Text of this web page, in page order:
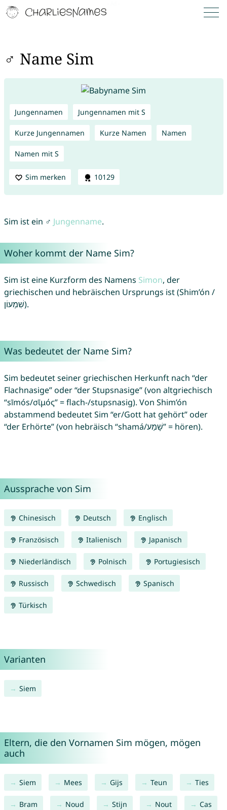
♂ Name Sim
Jungennamen Jungennamen mit S
Kurze Jungennamen Kurze Namen Namen
Namen mit S
Sim merken 10129
Sim ist ein ♂ Jungenname.
Woher kommt der Name Sim?
Sim ist eine Kurzform des Namens Simon, der
griechischen und hebräischen Ursprungs ist (Shim’ón /
שִׁמְעוֹן).
Was bedeutet der Name Sim?
Sim bedeutet seiner griechischen Herkunft nach “der
Flachnasige” oder “der Stupsnasige” (von altgriechisch
“sīmós/σῑμός” = flach-/stupsnasig). Von Shim’ón
abstammend bedeutet Sim “er/Gott hat gehört” oder
“der Erhörte” (von hebräisch “shamá/שָׁמַע‎” = hören).
Aussprache von Sim
Chinesisch Deutsch Englisch
Französisch Italienisch Japanisch
Niederländisch Polnisch Portugiesisch
Russisch Schwedisch Spanisch
Türkisch
Varianten
Siem
Eltern, die den Vornamen Sim mögen, mögen
auch
Siem Mees Gijs Teun Ties
Bram Noud Stijn Nout Cas